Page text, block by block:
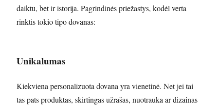
daiktu, bet ir istorija. Pagrindinės priežastys, kodėl verta
rinktis tokio tipo dovanas:
Unikalumas
Kiekviena personalizuota dovana yra vienetinė. Net jei tai
tas pats produktas, skirtingas užrašas, nuotrauka ar dizainas